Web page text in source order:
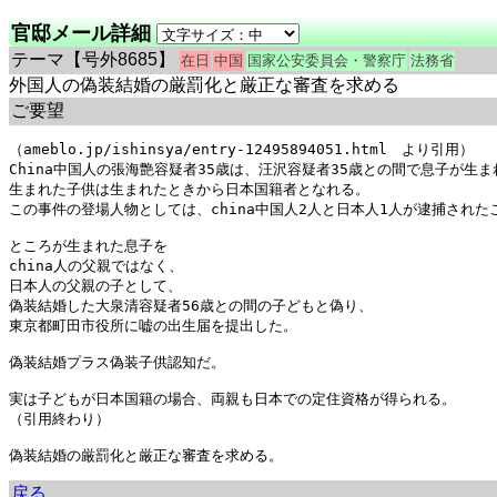
官邸メール詳細
テーマ 【号外8685】 在日 中国 国家公安委員会・警察庁 法務省
外国人の偽装結婚の厳罰化と厳正な審査を求める
ご要望
（ameblo.jp/ishinsya/entry-12495894051.html　より引用）
China中国人の張海艶容疑者35歳は、汪沢容疑者35歳との間で息子が生ま
生まれた子供は生まれたときから日本国籍者となれる。
この事件の登場人物としては、china中国人2人と日本人1人が逮捕された
ところが生まれた息子を
china人の父親ではなく、
日本人の父親の子として、
偽装結婚した大泉清容疑者56歳との間の子どもと偽り、
東京都町田市役所に嘘の出生届を提出した。
偽装結婚プラス偽装子供認知だ。
実は子どもが日本国籍の場合、両親も日本での定住資格が得られる。
（引用終わり）
戻る